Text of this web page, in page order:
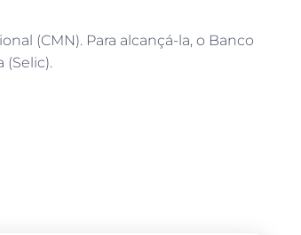
(CMN). Para alcançá-la, o Banco
(Selic).